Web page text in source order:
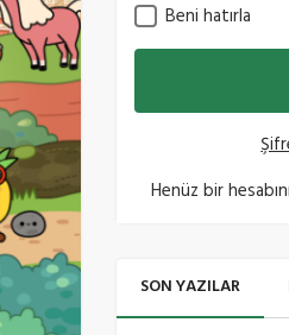
Beni hatırla
Henüz bir
SON YAZILAR